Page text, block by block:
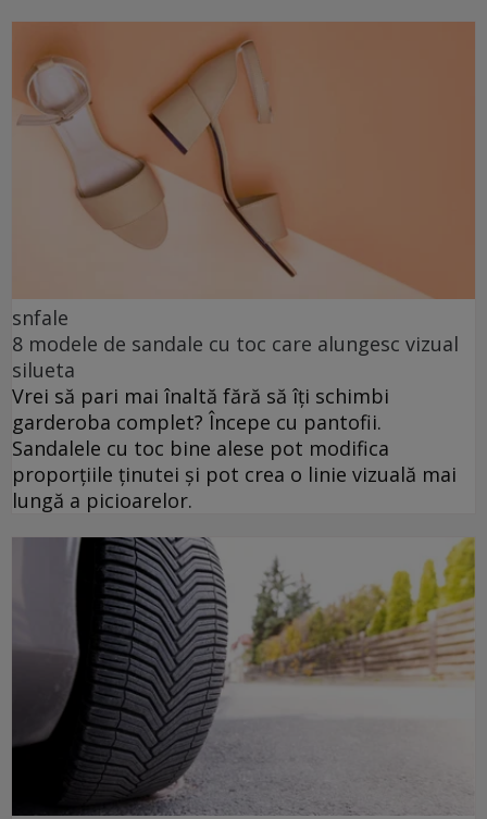
snfale
8 modele de sandale cu toc care alungesc vizual
silueta
Vrei să pari mai înaltă fără să îți schimbi
garderoba complet? Începe cu pantofii.
Sandalele cu toc bine alese pot modifica
proporțiile ținutei și pot crea o linie vizuală mai
lungă a picioarelor.